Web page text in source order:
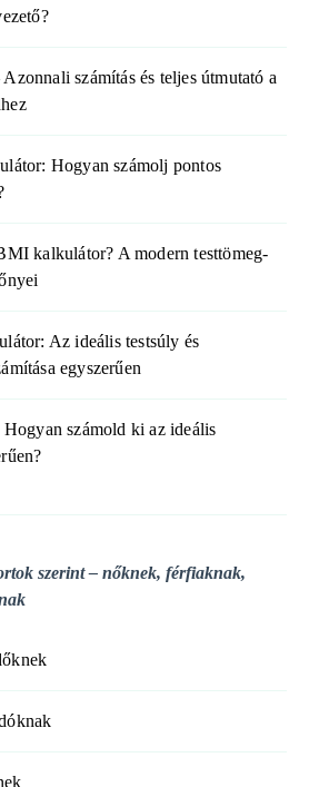
számítás és teljes útmutató a
Hogyan számolj pontos
kalkulátor? A modern testtömeg-
Az ideális testsúly és
egyszerűen
Hogyan számold ki az ideális
szerint – nőknek, férfiaknak,